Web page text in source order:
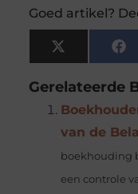
Goed artikel?
X
(Twitter)
Gerelateerde
van de
boekhouding
een controle